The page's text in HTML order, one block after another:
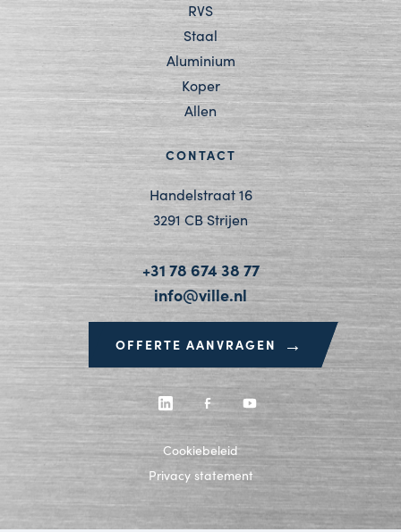
RVS
Staal
Aluminium
Koper
Allen
CONTACT
Handelstraat 16
3291 CB Strijen
+31 78 674 38 77
info@ville.nl
OFFERTE AANVRAGEN →
Cookiebeleid
Privacy statement